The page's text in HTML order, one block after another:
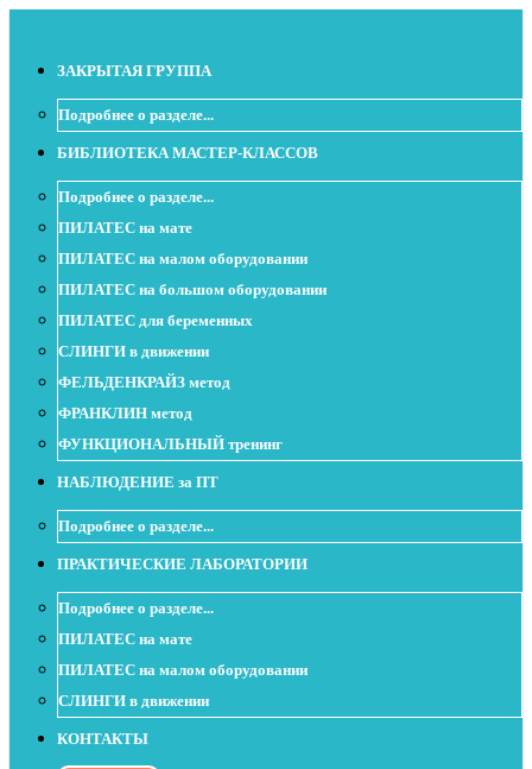
ЗАКРЫТАЯ ГРУППА
Подробнее о разделе...
БИБЛИОТЕКА МАСТЕР-КЛАССОВ
Подробнее о разделе...
ПИЛАТЕС на мате
ПИЛАТЕС на малом оборудовании
ПИЛАТЕС на большом оборудовании
ПИЛАТЕС для беременных
СЛИНГИ в движении
ФЕЛЬДЕНКРАЙЗ метод
ФРАНКЛИН метод
ФУНКЦИОНАЛЬНЫЙ тренинг
НАБЛЮДЕНИЕ за ПТ
Подробнее о разделе...
ПРАКТИЧЕСКИЕ ЛАБОРАТОРИИ
Подробнее о разделе...
ПИЛАТЕС на мате
ПИЛАТЕС на малом оборудовании
СЛИНГИ в движении
КОНТАКТЫ